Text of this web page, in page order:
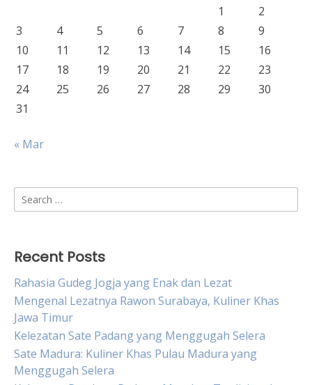
1
2
3
4 5 6 7 8
9
10
11 12 13 14 15
16
17
18 19 20 21 22
23
24
25 26 27 28 29
30
31
« Mar
Search
for:
Recent Posts
Rahasia Gudeg Jogja yang Enak dan Lezat
Mengenal Lezatnya Rawon Surabaya, Kuliner Khas
Jawa Timur
Kelezatan Sate Padang yang Menggugah Selera
Sate Madura: Kuliner Khas Pulau Madura yang
Menggugah Selera